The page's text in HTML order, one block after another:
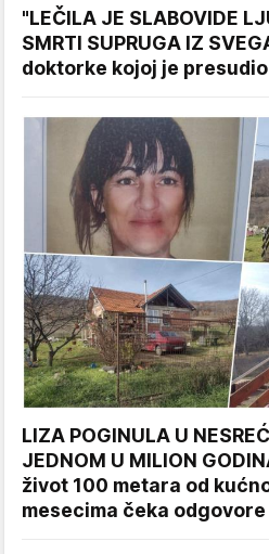
"LEČILA JE SLABOVIDE
SMRTI SUPRUGA IZ
doktorke kojoj je
LIZA POGINULA U
JEDNOM U MILION
život 100 metara od
mesecima čeka odgovore